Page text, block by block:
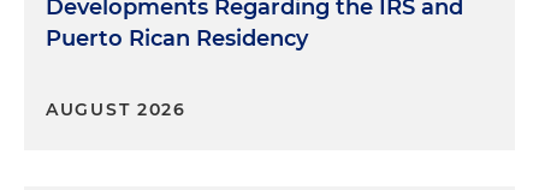
Developments Regarding the IRS and
Puerto Rican Residency
AUGUST 2026